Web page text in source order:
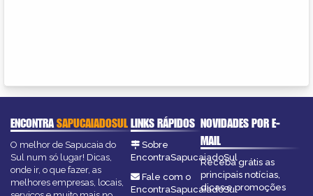
ENCONTRASAPUCAIADOSUL
O melhor de Sapucaia do
Sul num só lugar! Dicas,
onde ir, o que fazer, as
melhores empresas, locais,
LINKS RÁPIDOS
Sobre
EncontraSapucaiadoSul
Fale com o
EncontraSapucaiadoSul
NOVIDADES POR E-
MAIL
Receba grátis as
principais notícias,
dicas e promoções